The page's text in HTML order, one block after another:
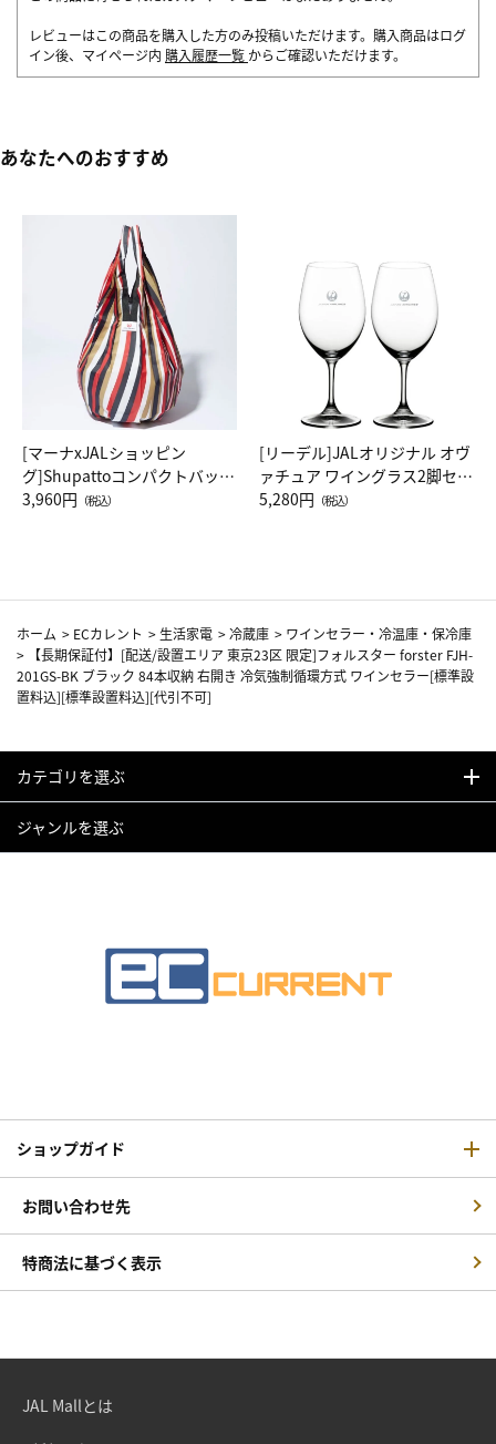
レビューはこの商品を購入した方のみ投稿いただけます。購入商品はログ
イン後、マイページ内 購入履歴一覧 からご確認いただけます。
あなたへのおすすめ
[マーナxJALショッピン
グ]Shupattoコンパクトバッグ
Drop JAL客室乗務員（LC）ス
3,960円 （税込）
[リーデル]JALオリジナル オヴ
ァチュア ワイングラス2脚セッ
ト（レッドワイン）
5,280円 （税込）
ホーム > ECカレント > 生活家電 >冷蔵庫 > ワインセラー・冷温庫・保冷庫
>
【長期保証付】[配送/設置エリア 東京23区 限定]フォルスター forster FJH-
201GS-BK ブラック 84本収納 右開き 冷気強制循環方式 ワインセラー[標準設
置料込][標準設置料込][代引不可]
カテゴリを選ぶ
ジャンルを選ぶ
ショップガイド
お問い合わせ先
特商法に基づく表示
JAL Mallとは